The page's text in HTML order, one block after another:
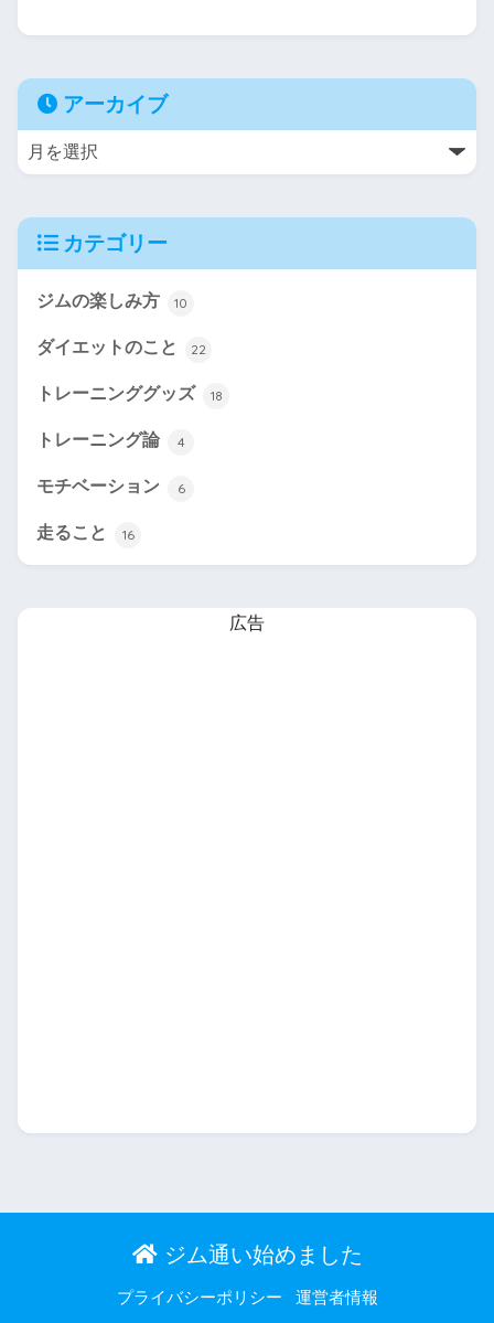
アーカイブ
カテゴリー
ジムの楽しみ方 10
ダイエットのこと 22
トレーニンググッズ 18
トレーニング論 4
モチベーション 6
走ること 16
広告
ジム通い始めました
プライバシーポリシー 運営者情報